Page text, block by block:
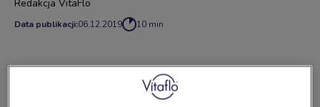
Data publikacji:06.12.2019 10 min
Redakcja VitaFlo
Składniki